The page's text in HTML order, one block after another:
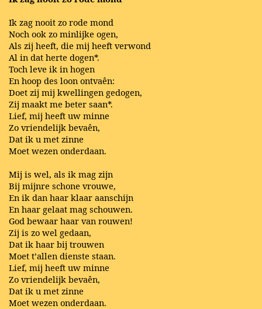
Ik zag nooit zo rode mond
Noch ook zo minlijke ogen,
Als zij heeft, die mij heeft verwond
Al in dat herte dogen*.
Toch leve ik in hogen
En hoop des loon ontvaên:
Doet zij mij kwellingen gedogen,
Zij maakt me beter saan*.
Lief, mij heeft uw minne
Zo vriendelijk bevaên,
Dat ik u met zinne
Moet wezen onderdaan.
Mij is wel, als ik mag zijn
Bij mijnre schone vrouwe,
En ik dan haar klaar aanschijn
En haar gelaat mag schouwen.
God bewaar haar van rouwen!
Zij is zo wel gedaan,
Dat ik haar bij trouwen
Moet t’allen dienste staan.
Lief, mij heeft uw minne
Zo vriendelijk bevaên,
Dat ik u met zinne
Moet wezen onderdaan.